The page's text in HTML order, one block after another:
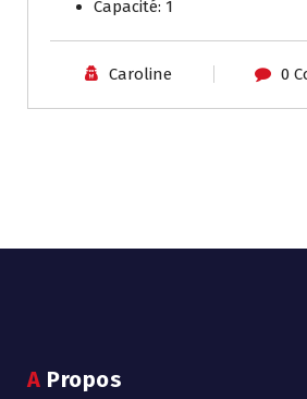
Capacité: 1
Caroline 0
A Propos